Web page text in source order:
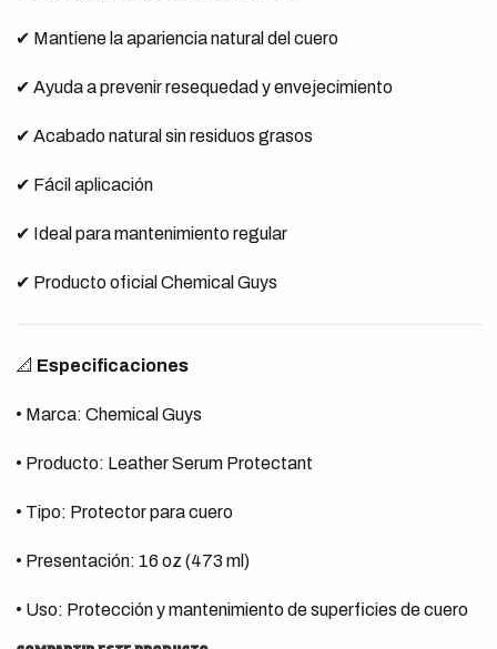
✔ Mantiene la apariencia natural del cuero
✔ Ayuda a prevenir resequedad y envejecimiento
✔ Acabado natural sin residuos grasos
✔ Fácil aplicación
✔ Ideal para mantenimiento regular
✔ Producto oficial Chemical Guys
📐 Especificaciones
• Marca: Chemical Guys
• Producto: Leather Serum Protectant
• Tipo: Protector para cuero
• Presentación: 16 oz (473 ml)
• Uso: Protección y mantenimiento de superficies de cuero